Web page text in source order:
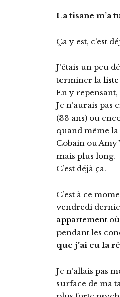
La tisane m’a
Ça y est, c’est
J’étais un peu
terminer la
En y
Je n’aurais
(33 ans) ou
quand même
Cobain ou Amy
mais plus long.
C’est déjà ça.
C’est à ce
vendredi
appartement
pendant les
que j’ai eu la
Je n’allais pas
surface de ma